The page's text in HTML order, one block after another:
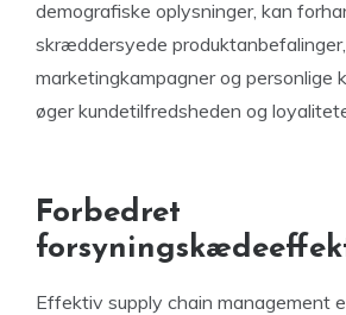
demografiske oplysninger, kan
skræddersyede
marketingkampagner og personlige
øger kundetilfredsheden og
Forbedret
Effektiv supply chain management